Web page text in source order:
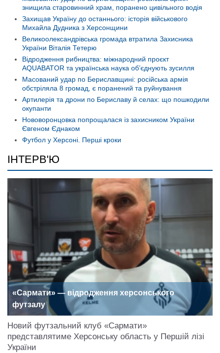
знищила старовинний храм, поранено цивільного водія
Захищав Україну до останнього: історія військового
Михайла Дудника з Херсонщини
Великоолександрівська громада втратила Захисника
України Віталія Тетерю
Відродження рибництва: міжнародний проєкт
AQUABATOR та українська наука об’єднують зусилля
Масований удар по Бериславщині: російська армія
обстріляла 8 громад, є поранений та руйнування
Артилерія та дрони по Бериславу й селах: що пошкодили
окупанти
Нововоронцовка попрощалася із захисником України
Євгеном Єднаком
Футбол у Херсоні. Перші кроки
ІНТЕРВ'Ю
«Сармати» — відродження херсонського
футзалу
Новий футзальний клуб «Сармати»
представлятиме Херсонську область у Першій лізі
України